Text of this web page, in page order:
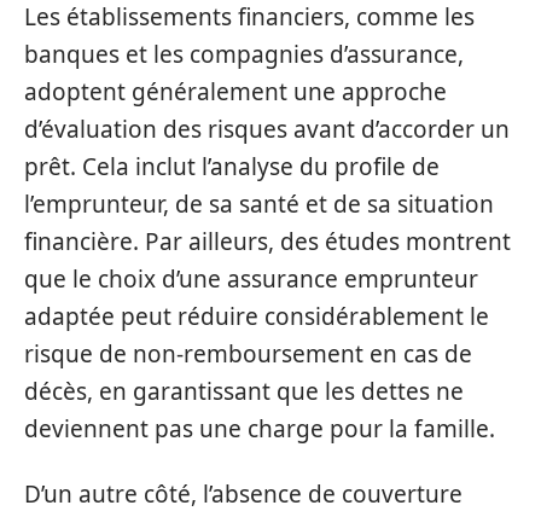
Les établissements financiers, comme les
banques et les compagnies d’assurance,
adoptent généralement une approche
d’évaluation des risques avant d’accorder un
prêt. Cela inclut l’analyse du profile de
l’emprunteur, de sa santé et de sa situation
financière. Par ailleurs, des études montrent
que le choix d’une assurance emprunteur
adaptée peut réduire considérablement le
risque de non-remboursement en cas de
décès, en garantissant que les dettes ne
deviennent pas une charge pour la famille.
D’un autre côté, l’absence de couverture